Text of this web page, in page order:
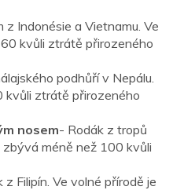
z Indonésie a Vietnamu. Ve
kvůli ztrátě přirozeného
podhůří v Nepálu.
kvůli ztrátě přirozeného
nosem- Rodák z tropů
zbývá méně než 100 kvůli
z Filipín. Ve volné přírodě je